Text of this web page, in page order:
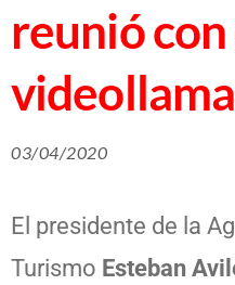
reunió
03/04/2020
El presidente de la
Turismo Esteban